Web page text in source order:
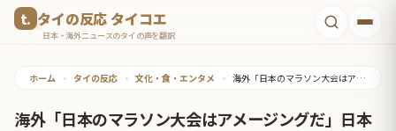
タイの反応 タイコエ
日本・海外ニュースのタイの声を翻訳
ホーム • タイの反応 • 文化・食・エンタメ • 海外「日本のマラソン大会はアメージングだ」日本のTikTokerのマラソン動画に外国人がビックリ！【タイ人の反応】
海外「日本のマラソン大会はアメージングだ」日本